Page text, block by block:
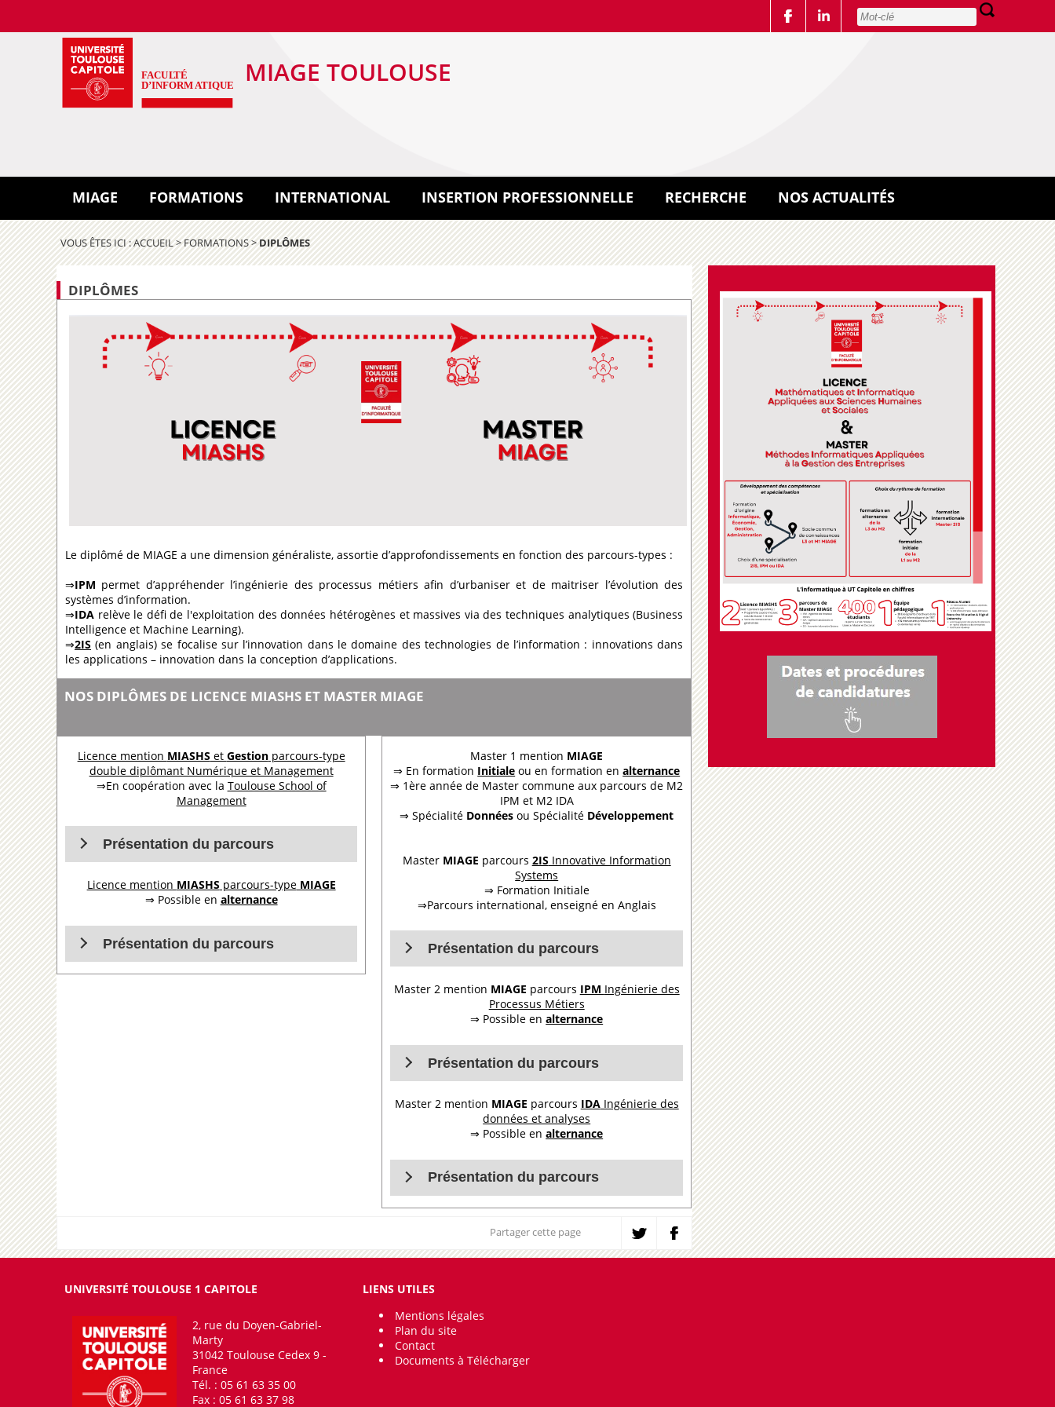
MIAGE TOULOUSE
MIAGE FORMATIONS INTERNATIONAL INSERTION PROFESSIONNELLE RECHERCHE NOS ACTUALITÉS
VOUS ÊTES ICI :ACCUEIL>FORMATIONS>DIPLÔMES
DIPLÔMES
Le diplômé de MIAGE a une dimension généraliste, assortie d’approfondissements en fonction des parcours-types :
⇒IPM permet d’appréhender l’ingénierie des processus métiers afin d’urbaniser et de maitriser l’évolution des
systèmes d’information.
⇒IDA relève le défi de l'exploitation des données hétérogènes et massives via des techniques analytiques (Business
Intelligence et Machine Learning).
⇒2IS (en anglais) se focalise sur l’innovation dans le domaine des technologies de l’information : innovations dans
les applications – innovation dans la conception d’applications.
NOS DIPLÔMES DE LICENCE MIASHS ET MASTER MIAGE
Licence mention MIASHS et Gestionparcours-type
double diplômant Numérique et Management
⇒En coopération avec la Toulouse School of
Management
Présentation du parcours
Licence mention MIASHS parcours-typeMIAGE
⇒ Possible en alternance
Présentation du parcours
Master 1 mention MIAGE
⇒ En formation Initiale ou en formation enalternance
⇒ 1ère année de Master commune aux parcours de M2
IPM et M2 IDA
⇒ Spécialité Données ou Spécialité Développement
MasterMIAGE parcours 2IS Innovative Information
Systems
⇒ Formation Initiale
⇒Parcours international, enseigné en Anglais
Présentation du parcours
Master 2 mention MIAGE parcours IPM Ingénierie des
Processus Métiers
⇒ Possible enalternance
Présentation du parcours
Master 2 mention MIAGE parcours IDAIngénierie des
données et analyses
⇒ Possible enalternance
Présentation du parcours
Partager cette page
UNIVERSITÉ TOULOUSE 1 CAPITOLE
2, rue du Doyen-Gabriel-
Marty
31042 Toulouse Cedex 9 -
France
Tél. : 05 61 63 35 00
Fax : 05 61 63 37 98
LIENS UTILES
Mentions légales
Plan du site
Contact
Documents à Télécharger